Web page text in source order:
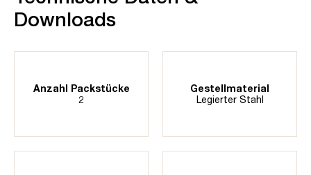
Downloads
Anzahl Packstücke
2
Gestellmaterial
Legierter Stahl